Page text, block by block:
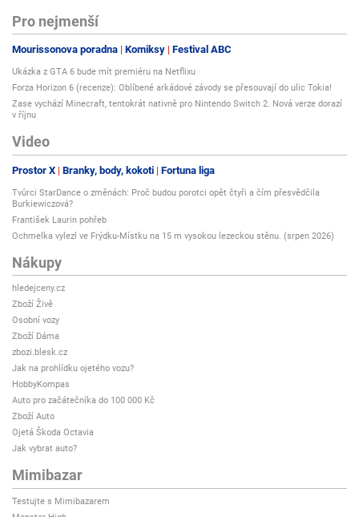
Pro nejmenší
Mourissonova poradna Komiksy Festival ABC
Ukázka z GTA 6 bude mít premiéru na Netflixu
Forza Horizon 6 (recenze): Oblíbené arkádové závody se přesouvají do ulic Tokia!
Zase vychází Minecraft, tentokrát nativně pro Nintendo Switch 2. Nová verze dorazí
v říjnu
Video
Prostor X Branky, body, kokoti Fortuna liga
Tvůrci StarDance o změnách: Proč budou porotci opět čtyři a čím přesvědčila
Burkiewiczová?
František Laurin pohřeb
Ochmelka vylezl ve Frýdku-Místku na 15 m vysokou lezeckou stěnu. (srpen 2026)
Nákupy
hledejceny.cz
Zboží Živě
Osobní vozy
Zboží Dáma
zbozi.blesk.cz
Jak na prohlídku ojetého vozu?
HobbyKompas
Auto pro začátečníka do 100 000 Kč
Zboží Auto
Ojetá Škoda Octavia
Jak vybrat auto?
Mimibazar
Testujte s Mimibazarem